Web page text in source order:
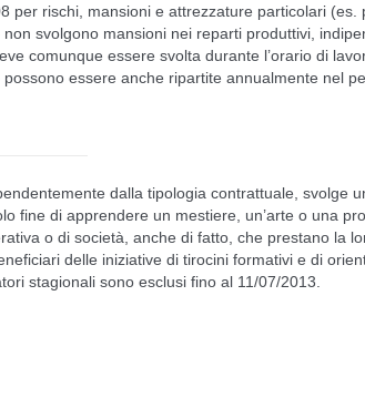
per rischi, mansioni e attrezzature particolari
svolgono mansioni nei reparti produttivi,
comunque essere svolta durante l’orario di
essere anche ripartite annualmente nel
dalla tipologia contrattuale, svolge
fine di apprendere un mestiere, un’arte o una
o di società, anche di fatto, che prestano la
delle iniziative di tirocini formativi e di
stagionali sono esclusi fino al 11/07/2013.